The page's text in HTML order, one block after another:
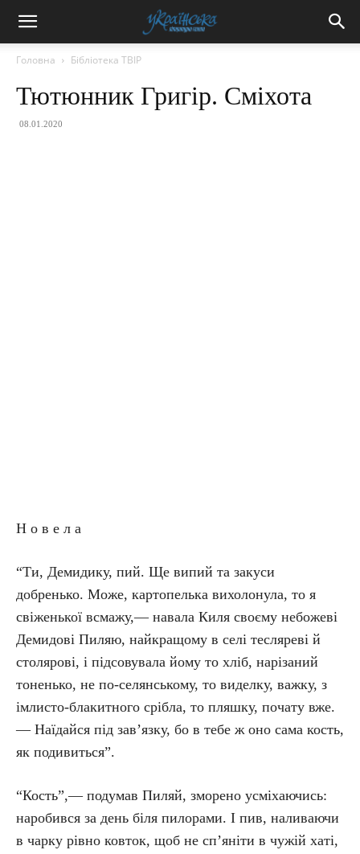
Головна Бібліотека ТВІР
Тютюнник Григір. Сміхота
08.01.2020
Н о в е л а
“Ти, Демидику, пий. Ще випий та закуси
добренько. Може, картопелька вихолонула, то я
свіженької всмажу,— навала Киля своєму небожеві
Демидові Пиляю, найкращому в селі тесляреві й
столярові, і підсовувала йому то хліб, нарізаний
тоненько, не по-селянському, то виделку, важку, з
імлисто-блакитного срібла, то пляшку, почату вже.
— Наїдайся під зав’язку, бо в тебе ж оно сама кость,
як подивиться”.
“Кость”,— подумав Пиляй, зморено усміхаючись:
наробився за день біля пилорами. І пив, наливаючи
в чарку рівно ковток, щоб не сп’яніти в чужій хаті,